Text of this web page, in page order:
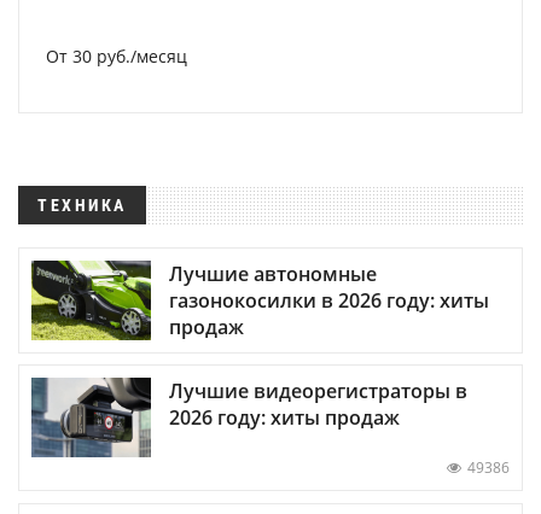
От 30 руб./месяц
ТЕХНИКА
Лучшие автономные
газонокосилки в 2026 году: хиты
продаж
Лучшие видеорегистраторы в
2026 году: хиты продаж
49386